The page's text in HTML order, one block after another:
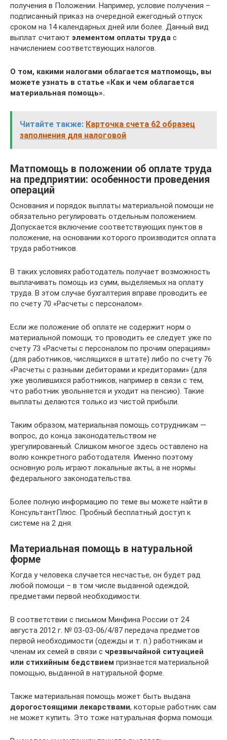
получения в Положении. Например, условие получения –
подписанный приказ на очередной ежегодный отпуск
сроком на 14 календарных дней или более. Данный вид
выплат считают элементом оплаты труда с
начислением соответствующих налогов.
О том, какими налогами облагается матпомощь, вы
можете узнать в статье «Как и чем облагается
материальная помощь».
Читайте также: Карточка счета 62 образец
заполнения для налоговой
Матпомощь в положении об оплате труда
на предприятии: особенности проведения
операций
Основания и порядок выплаты материальной помощи не
обязательно регулировать отдельным положением.
Допускается включение соответствующих пунктов в
положение, на основании которого производится оплата
труда работников.
В таких условиях работодатель получает возможность
выплачивать помощь из сумм, выделяемых на оплату
труда. В этом случае бухгалтерия вправе проводить ее
по счету 70 «Расчеты с персоналом».
Если же положение об оплате не содержит норм о
материальной помощи, то проводить ее следует уже по
счету 73 «Расчеты с персоналом по прочим операциям»
(для работников, числящихся в штате) либо по счету 76
«Расчеты с разными дебиторами и кредиторами» (для
уже уволившихся работников, например в связи с тем,
что работник увольняется и уходит на пенсию). Такие
выплаты делаются только из чистой прибыли.
Таким образом, материальная помощь сотрудникам —
вопрос, до конца законодательством не
урегулированный. Слишком многое здесь оставлено на
волю конкретного работодателя. Именно поэтому
основную роль играют локальные акты, а не нормы
федерального законодательства.
Более полную информацию по теме вы можете найти в
КонсультантПлюс. Пробный бесплатный доступ к
системе на 2 дня.
Материальная помощь в натуральной
форме
Когда у человека случается несчастье, он будет рад
любой помощи – в том числе выданной одеждой,
предметами первой необходимости.
В соответствии с письмом Минфина России от 24
августа 2012 г. № 03-03-06/4/87 передача предметов
первой необходимости (одежды и т. п.) работникам и
членам их семей в связи с чрезвычайной ситуацией
или стихийным бедствием признается материальной
помощью, выданной в натуральной форме.
Также материальная помощь может быть выдана
дорогостоящими лекарствами, которые работник сам
не может купить. Это тоже натуральная форма помощи.